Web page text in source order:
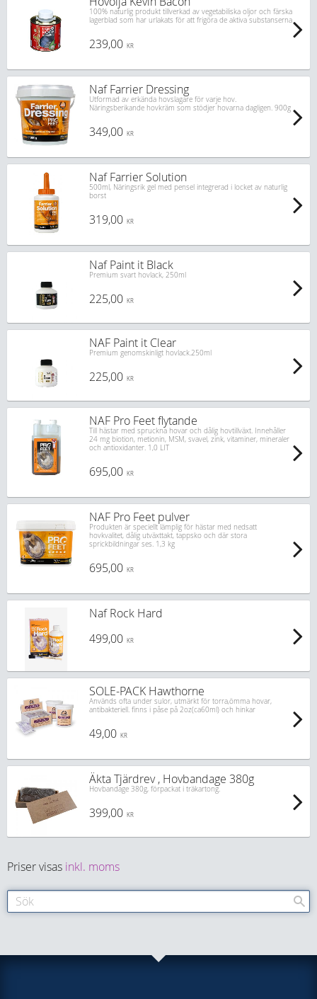
100% naturlig produkt tillverkad av vegetabiliska oljor och färska
lagerblad som har urlakats för att frigöra de aktiva substanserna
239,00 KR
Naf Farrier Dressing
Utformad av erkända hovslagare för varje hov.
Näringsberikande hovkräm som stödjer hovarna dagligen. 900g
349,00 KR
Naf Farrier Solution
500ml, Näringsrik gel med pensel integrerad i locket av naturlig
borst
319,00 KR
Naf Paint it Black
Premium svart hovlack, 250ml
225,00 KR
NAF Paint it Clear
Premium genomskinligt hovlack.250ml
225,00 KR
NAF Pro Feet flytande
Till hästar med spruckna hovar och dålig hovtillväxt. Innehåller
24 mg biotion, metionin, MSM, svavel, zink, vitaminer, mineraler
och antioxidanter. 1,0 LIT
695,00 KR
NAF Pro Feet pulver
Produkten är speciellt lämplig för hästar med nedsatt
hovkvalitet, dålig utväxttakt, tappsko och där stora
sprickbildningar ses. 1,3 kg
695,00 KR
Naf Rock Hard
499,00
KR
SOLE-PACK Hawthorne
Används ofta under sulor, utmärkt för torra,ömma hovar,
antibakteriell. finns i påse på 2oz(ca60ml) och hinkar
49,00 KR
Äkta Tjärdrev , Hovbandage 380g
Hovbandage 380g, förpackat i träkartong.
399,00 KR
Priser visas inkl. moms